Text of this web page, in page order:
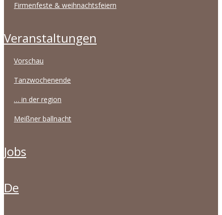
firmenfeste & weihnachtsfeiern
veranstaltungen
vorschau
tanzwochenende
… in der region
meißner ballnacht
jobs
de